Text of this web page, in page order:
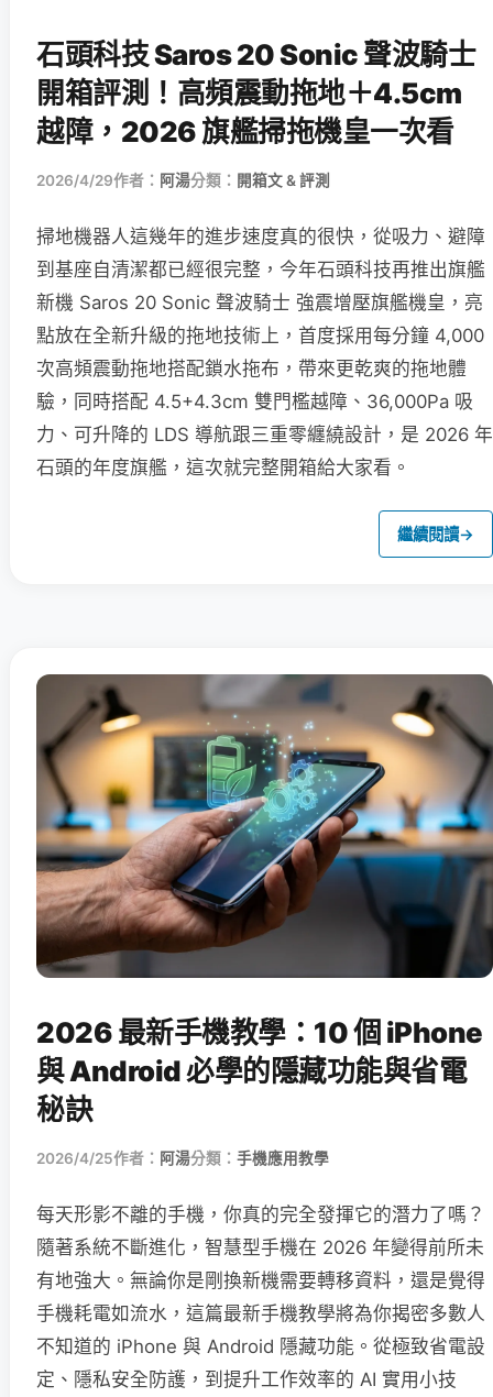
石頭科技 Saros 20 Sonic 聲波騎士
開箱評測！高頻震動拖地＋4.5cm
越障，2026 旗艦掃拖機皇一次看
2026/4/29作者： 阿湯分類： 開箱文 & 評測
掃地機器人這幾年的進步速度真的很快，從吸力、避障
到基座自清潔都已經很完整，今年石頭科技再推出旗艦
新機 Saros 20 Sonic 聲波騎士 強震增壓旗艦機皇，亮
點放在全新升級的拖地技術上，首度採用每分鐘 4,000
次高頻震動拖地搭配鎖水拖布，帶來更乾爽的拖地體
驗，同時搭配 4.5+4.3cm 雙門檻越障、36,000Pa 吸
力、可升降的 LDS 導航跟三重零纏繞設計，是 2026 年
石頭的年度旗艦，這次就完整開箱給大家看。
繼續閱讀→
2026 最新手機教學：10 個 iPhone
與 Android 必學的隱藏功能與省電
秘訣
2026/4/25作者： 阿湯分類： 手機應用教學
每天形影不離的手機，你真的完全發揮它的潛力了嗎？
隨著系統不斷進化，智慧型手機在 2026 年變得前所未
有地強大。無論你是剛換新機需要轉移資料，還是覺得
手機耗電如流水，這篇最新手機教學將為你揭密多數人
不知道的 iPhone 與 Android 隱藏功能。從極致省電設
定、隱私安全防護，到提升工作效率的 AI 實用小技